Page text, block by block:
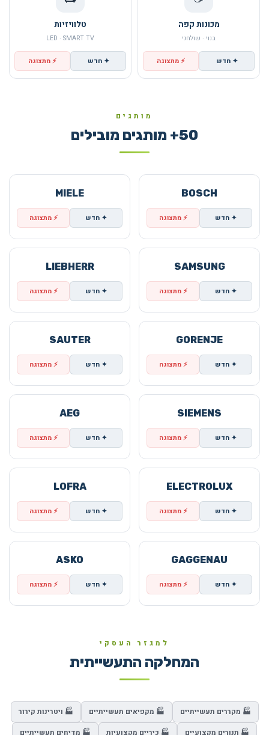
מכונות קפה
בנוי · שולחני
✦ חדש ⚡ מתצוגה
טלוויזיות
LED · SMART TV
✦ חדש ⚡ מתצוגה
מותגים
50+ מותגים מובילים
BOSCH
✦ חדש ⚡ מתצוגה
MIELE
✦ חדש ⚡ מתצוגה
SAMSUNG
✦ חדש ⚡ מתצוגה
LIEBHERR
✦ חדש ⚡ מתצוגה
GORENJE
✦ חדש ⚡ מתצוגה
SAUTER
✦ חדש ⚡ מתצוגה
SIEMENS
✦ חדש ⚡ מתצוגה
AEG
✦ חדש ⚡ מתצוגה
ELECTROLUX
✦ חדש ⚡ מתצוגה
LOFRA
✦ חדש ⚡ מתצוגה
GAGGENAU
✦ חדש ⚡ מתצוגה
ASKO
✦ חדש ⚡ מתצוגה
למגזר העסקי
המחלקה התעשייתית
🏭 מקררים תעשייתיים 🏭 מקפיאים תעשייתיים
🏭 ויטרינות קירור
🏭 תנורים מקצועיים
🏭 כיריים מקצועיות 🏭 מדיחים תעשייתיים